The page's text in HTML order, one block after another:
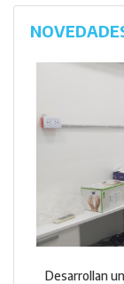
Desarrollan